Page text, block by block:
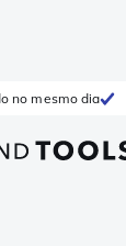
no mesmo dia